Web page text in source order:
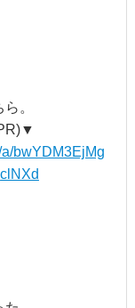
。
bwYDM3EjMg